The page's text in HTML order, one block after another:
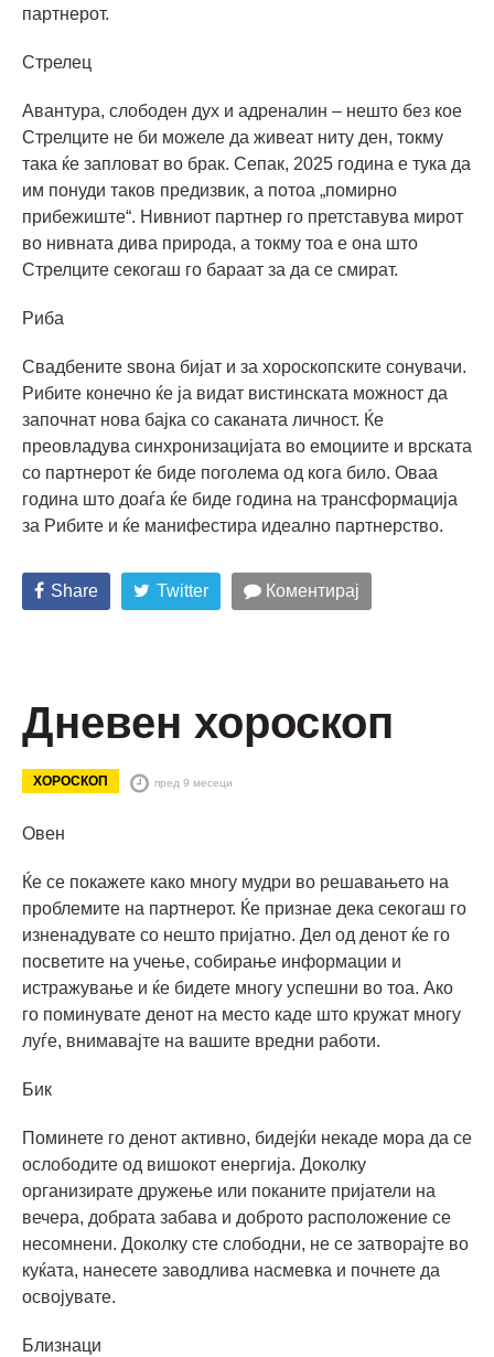
партнерот.
Стрелец
Авантура, слободен дух и адреналин – нешто без кое
Стрелците не би можеле да живеат ниту ден, токму
така ќе запловат во брак. Сепак, 2025 година е тука да
им понуди таков предизвик, а потоа „помирно
прибежиште“. Нивниот партнер го претставува мирот
во нивната дива природа, а токму тоа е она што
Стрелците секогаш го бараат за да се смират.
Риба
Свадбените ѕвона бијат и за хороскопските сонувачи.
Рибите конечно ќе ја видат вистинската можност да
започнат нова бајка со саканата личност. Ќе
преовладува синхронизацијата во емоциите и врската
со партнерот ќе биде поголема од кога било. Оваа
година што доаѓа ќе биде година на трансформација
за Рибите и ќе манифестира идеално партнерство.
Share Twitter Коментирај
Дневен хороскоп
ХОРОСКОП пред 9 месеци
Овен
Ќе се покажете како многу мудри во решавањето на
проблемите на партнерот. Ќе признае дека секогаш го
изненадувате со нешто пријатно. Дел од денот ќе го
посветите на учење, собирање информации и
истражување и ќе бидете многу успешни во тоа. Ако
го поминувате денот на место каде што кружат многу
луѓе, внимавајте на вашите вредни работи.
Бик
Поминете го денот активно, бидејќи некаде мора да се
ослободите од вишокот енергија. Доколку
организирате дружење или поканите пријатели на
вечера, добрата забава и доброто расположение се
несомнени. Доколку сте слободни, не се затворајте во
куќата, нанесете заводлива насмевка и почнете да
освојувате.
Близнаци